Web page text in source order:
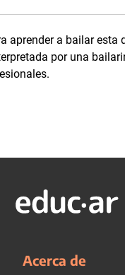
aprender a bailar esta
por una
Acerca de